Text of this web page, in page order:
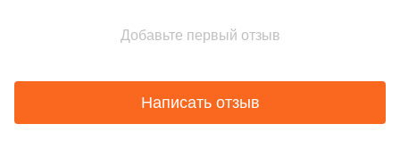
Добавьте первый отзыв
Написать отзыв